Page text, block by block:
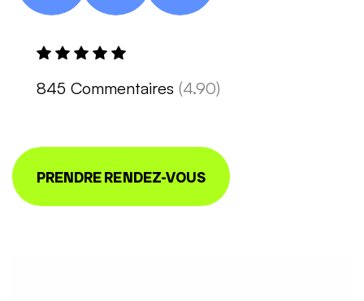
845 Commentaires (4.90)
PRENDRE RENDEZ-VOUS